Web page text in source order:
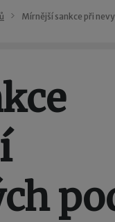
Mírnější sankce při